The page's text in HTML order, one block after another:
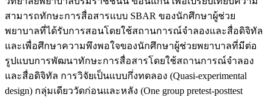
สามารถทักษะการสื่อสารแบบ SBAR ของนักศึกษาผู้ช่วย
พยาบาลที่ได้รับการสอนโดยใช้สถานการณ์จำลองและสื่อดิจิทัล
และเพื่อศึกษาความพึงพอใจของนักศึกษาผู้ช่วยพยาบาลที่มีต่อ
รูปแบบการพัฒนาทักษะการสื่อสารโดยใช้สถานการณ์จำลอง
และสื่อดิจิทัล การวิจัยเป็นแบบกึ่งทดลอง (Quasi-experimental
design) กลุ่มเดียววัดก่อนและหลัง (One group pretest-posttest